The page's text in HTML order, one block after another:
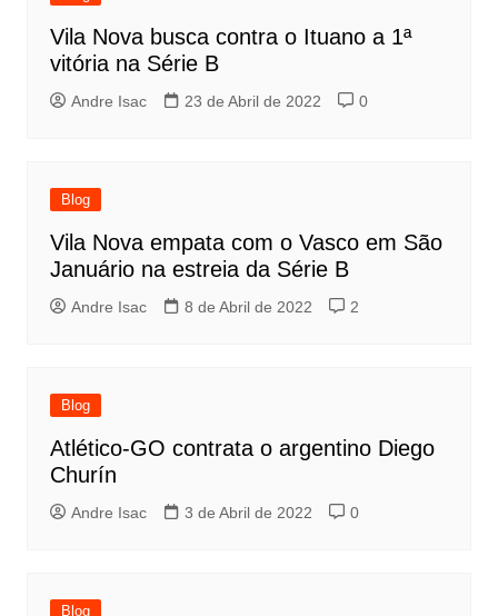
Vila Nova busca contra o Ituano a 1ª
vitória na Série B
Andre Isac 23 de Abril de 2022 0
Blog
Vila Nova empata com o Vasco em São
Januário na estreia da Série B
Andre Isac 8 de Abril de 2022 2
Blog
Atlético-GO contrata o argentino Diego
Churín
Andre Isac 3 de Abril de 2022 0
Blog